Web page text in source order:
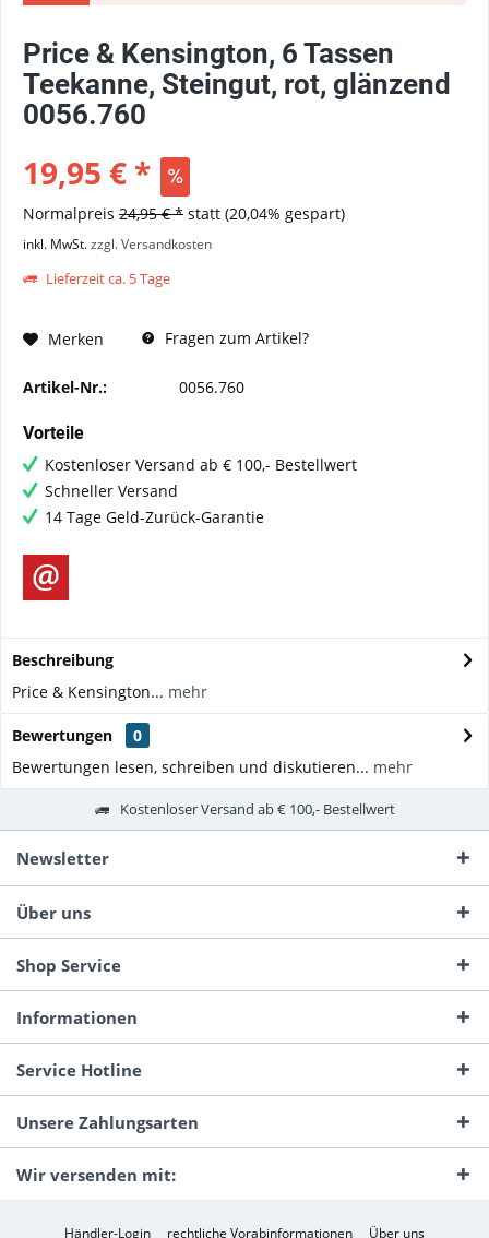
Price & Kensington, 6 Tassen
Teekanne, Steingut, rot, glänzend
0056.760
19,95 € *
Normalpreis 24,95 € * statt (20,04% gespart)
inkl. MwSt.zzgl. Versandkosten
Lieferzeit ca. 5 Tage
Merken Fragen zum Artikel?
Artikel-Nr.: 0056.760
Vorteile
Kostenloser Versand ab € 100,- Bestellwert
Schneller Versand
14 Tage Geld-Zurück-Garantie
Beschreibung
Price & Kensington... mehr
Bewertungen
0
Bewertungen lesen, schreiben und diskutieren... mehr
Kostenloser Versand ab € 100,- Bestellwert
Newsletter
Über uns
Shop Service
Informationen
Service Hotline
Unsere Zahlungsarten
Wir versenden mit:
Händler-Login rechtliche Vorabinformationen Über uns